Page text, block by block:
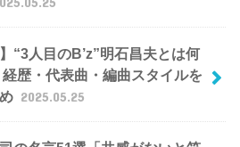
】“3人目のB’z”明石昌夫とは何
歴・代表曲・編曲スタイルを
2025.05.25